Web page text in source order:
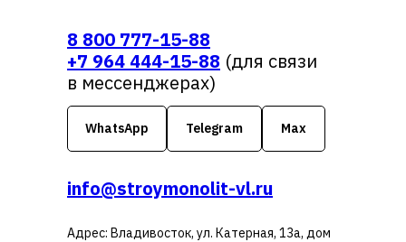
8 800 777-15-88
+7 964 444-15-88 (для связи
в мессенджерах)
info@stroymonolit-vl.ru
Адрес: Владивосток, ул. Катерная, 13а, дом
WhatsApp Telegram Max